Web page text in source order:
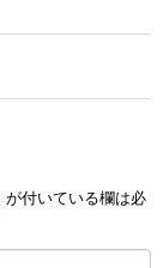
が付いている欄は必